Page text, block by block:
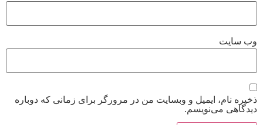
وب‌ سایت
ذخیره نام، ایمیل و وبسایت من در مرورگر برای زمانی که دوباره
دیدگاهی می‌نویسم.